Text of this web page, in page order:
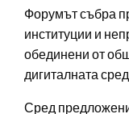
Форумът събра
институции и
обединени от
дигиталната
Сред